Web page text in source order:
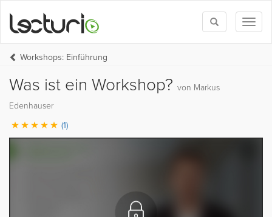
Toggle
search
Workshops: Einführung
Was ist ein Workshop? von Markus
Edenhauser
(1)